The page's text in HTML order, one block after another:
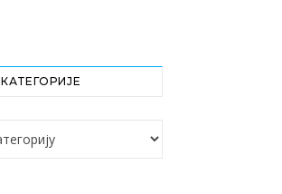
КАТЕГОРИЈЕ